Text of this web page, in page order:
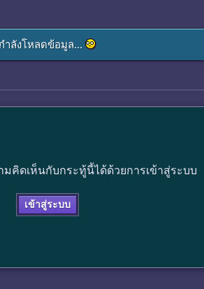
กำลังโหลดข้อมูล...
คิดเห็นกับกระทู้นี้ได้ด้วยการเข้าสู่ระบบ
เข้าสู่ระบบ